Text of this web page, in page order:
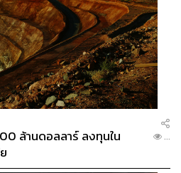
jadon-sancho-manchester-un
ited/
ะพรสวรรค์ที่ได้รับการยกย่องว่า
หนึ่งของยุคสมัย
งไปหรือไม่
รที่ดอร์ทมุนด์ตั้งราคาซานโช
ค่าตัวที่แพงเกินจริงหรือไม่?
ล้านดอลลาร์ ลงทุนใน
...